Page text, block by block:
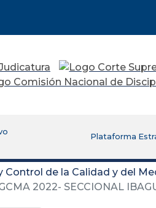
Plataforma
Control de la Calidad y del
2022- SECCIONAL